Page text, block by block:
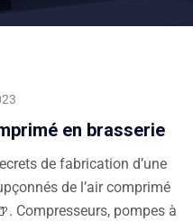
en brasserie
de fabrication d’une
de l’air comprimé
Compresseurs, pompes à